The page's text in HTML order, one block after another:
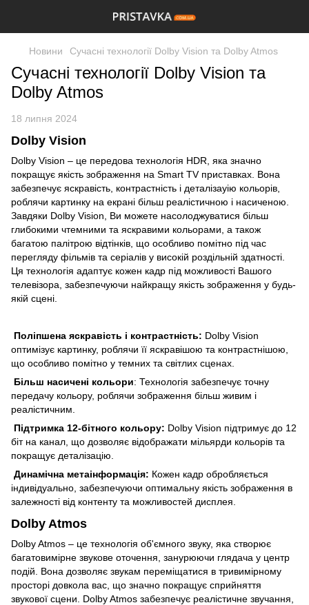
Новини Сучасні технології Dolby Vision та Dolby Atmos
Сучасні технології Dolby Vision та
Dolby Atmos
18 липня 2024
Dolby Vision
Dolby Vision – це передова технологія HDR, яка значно
покращує якість зображення на Smart TV приставках. Вона
забезпечує яскравість, контрастність і деталізауію кольорів,
роблячи картинку на екрані більш реалістичною і насиченою.
Завдяки Dolby Vision, Ви можете насолоджуватися більш
глибокими чтемними та яскравими кольорами, а також
багатою палітрою відтінків, що особливо помітно під час
перегляду фільмів та серіалів у високій роздільній здатності.
Ця технологія адаптує кожен кадр під можливості Вашого
телевізора, забезпечуючи найкращу якість зображення у будь-
якій сцені.
Поліпшена яскравість і контрастність: Dolby Vision
оптимізує картинку, роблячи її яскравішою та контрастнішою,
що особливо помітно у темних та світлих сценах.
Більш насичені кольори: Технологія забезпечує точну
передачу кольору, роблячи зображення більш живим і
реалістичним.
Підтримка 12-бітного кольору: Dolby Vision підтримує до 12
біт на канал, що дозволяє відображати мільярди кольорів та
покращує деталізацію.
Динамічна метаінформація: Кожен кадр обробляється
індивідуально, забезпечуючи оптимальну якість зображення в
залежності від контенту та можливостей дисплея.
Dolby Atmos
Dolby Atmos – це технологія об'ємного звуку, яка створює
багатовимірне звукове оточення, занурюючи глядача у центр
подій. Вона дозволяє звукам переміщатися в тривимірному
просторі довкола вас, що значно покращує сприйняття
звукової сцени. Dolby Atmos забезпечує реалістичне звучання,